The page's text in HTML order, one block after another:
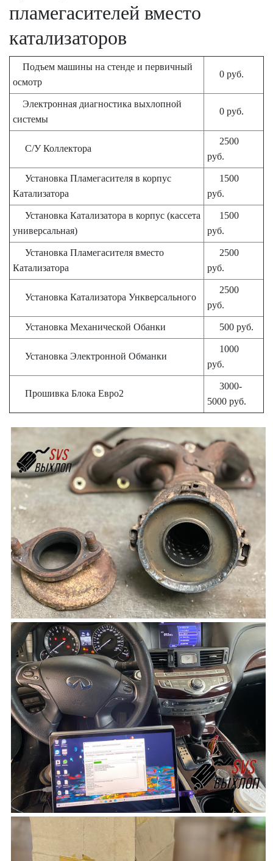
пламегасителей вместо
катализаторов
Подъем машины на стенде и первичный
осмотр
0 руб.
Электронная диагностика выхлопной
системы
0 руб.
С/У Коллектора
2500
руб.
Установка Пламегасителя в корпус
Катализатора
1500
руб.
Установка Катализатора в корпус (кассета
универсальная)
1500
руб.
Установка Пламегасителя вместо
Катализатора
2500
руб.
Установка Катализатора Ункверсального
2500
руб.
Установка Механической Обанки 500 руб.
Установка Электронной Обманки
1000
руб.
Прошивка Блока Евро2
3000-
5000 руб.